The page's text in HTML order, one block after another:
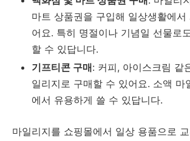
마트 상품권을 구입해 일상생활에서
어요. 특히 명절이나 기념일 선물로
할 수 있답니다.
기프티콘 구매: 커피, 아이스크림 같
일리지로 구매할 수 있어요. 소액 마
에서 유용하게 쓸 수 있답니다.
마일리지를 쇼핑몰에서 일상 용품으로